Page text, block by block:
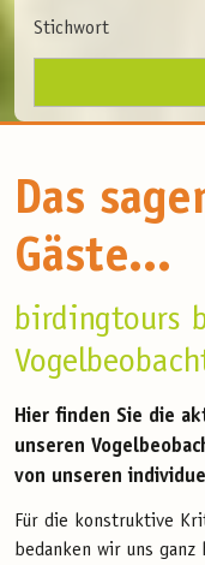
Stichwort
Das
Gäste...
birdingtours
Hier finden Sie die
unseren
von unseren
Für die konstruktive
bedanken wir uns